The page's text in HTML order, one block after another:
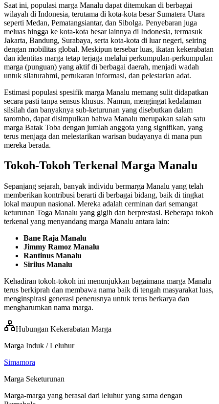
Saat ini, populasi marga Manalu dapat ditemukan di berbagai
wilayah di Indonesia, terutama di kota-kota besar Sumatera Utara
seperti Medan, Pematangsiantar, dan Sibolga. Penyebaran juga
meluas hingga ke kota-kota besar lainnya di Indonesia, termasuk
Jakarta, Bandung, Surabaya, serta kota-kota di luar negeri, seiring
dengan mobilitas global. Meskipun tersebar luas, ikatan kekerabatan
dan identitas marga tetap terjaga melalui perkumpulan-perkumpulan
marga (punguan) yang aktif di berbagai daerah, menjadi wadah
untuk silaturahmi, pertukaran informasi, dan pelestarian adat.
Estimasi populasi spesifik marga Manalu memang sulit didapatkan
secara pasti tanpa sensus khusus. Namun, mengingat kedalaman
silsilah dan banyaknya sub-keturunan yang disebutkan dalam
tarombo, dapat disimpulkan bahwa Manalu merupakan salah satu
marga Batak Toba dengan jumlah anggota yang signifikan, yang
terus menjaga dan melestarikan warisan budayanya di mana pun
mereka berada.
Tokoh-Tokoh Terkenal Marga Manalu
Sepanjang sejarah, banyak individu bermarga Manalu yang telah
memberikan kontribusi berarti di berbagai bidang, baik di tingkat
lokal maupun nasional. Mereka adalah cerminan dari semangat
keturunan Toga Manalu yang gigih dan berprestasi. Beberapa tokoh
terkenal yang menyandang marga Manalu antara lain:
Bane Raja Manalu
Jimmy Ramoz Manalu
Rantinus Manalu
Sirilus Manalu
Kehadiran tokoh-tokoh ini menunjukkan bagaimana marga Manalu
terus berkiprah dan membawa nama baik di tengah masyarakat luas,
menginspirasi generasi penerusnya untuk terus berkarya dan
mengharumkan nama marga.
Hubungan Kekerabatan Marga
Marga Induk / Leluhur
Simamora
Marga Seketurunan
Marga-marga yang berasal dari leluhur yang sama dengan